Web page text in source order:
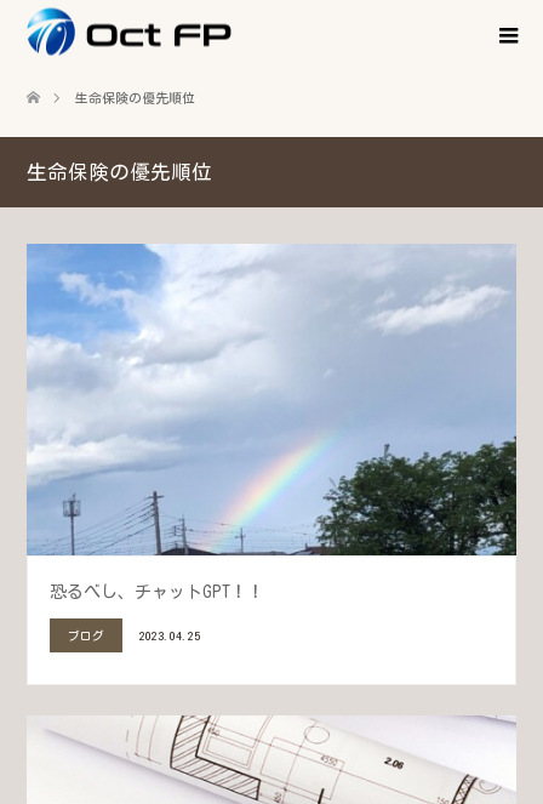
生命保険の優先順位
生命保険の優先順位
恐るべし、チャットGPT！！
ブログ 2023.04.25